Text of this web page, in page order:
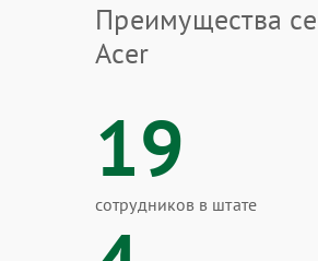
Преимущества
Acer
19
сотрудников в штате